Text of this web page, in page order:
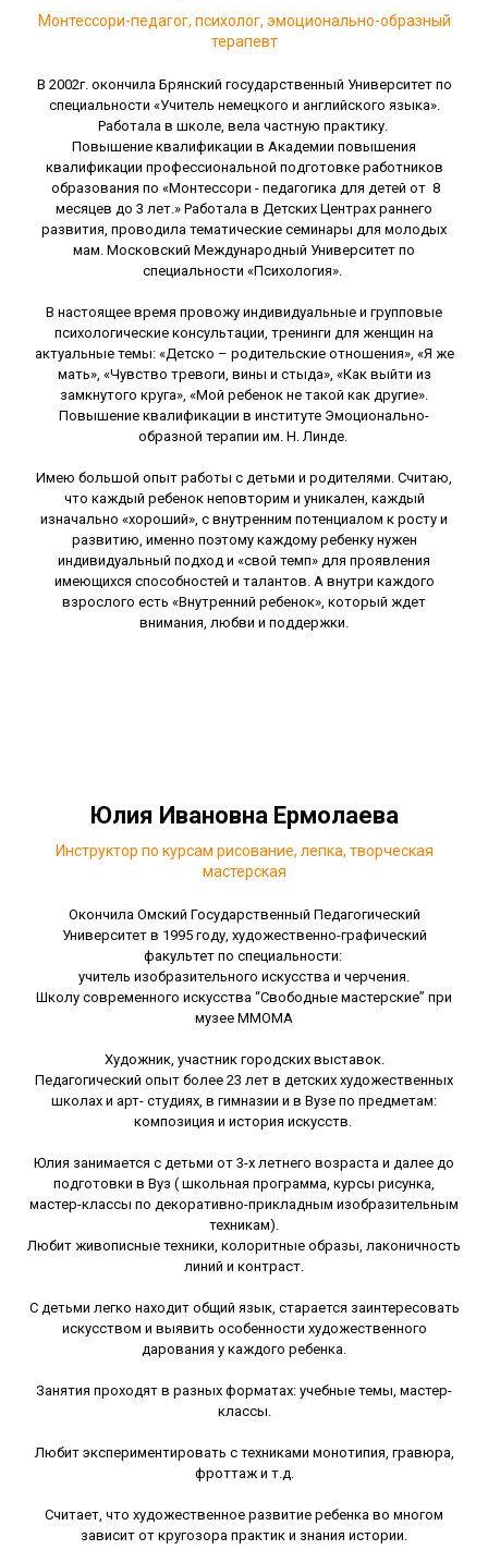
Монтессори-педагог, психолог, эмоционально-образный
терапевт
В 2002г. окончила Брянский государственный Университет по
специальности «Учитель немецкого и английского языка».
Работала в школе, вела частную практику.
Повышение квалификации в Академии повышения
квалификации профессиональной подготовке работников
образования по «Монтессори - педагогика для детей от 8
месяцев до 3 лет.» Работала в Детских Центрах раннего
развития, проводила тематические семинары для молодых
мам. Московский Международный Университет по
специальности «Психология».
В настоящее время провожу индивидуальные и групповые
психологические консультации, тренинги для женщин на
актуальные темы: «Детско – родительские отношения», «Я же
мать», «Чувство тревоги, вины и стыда», «Как выйти из
замкнутого круга», «Мой ребенок не такой как другие».
Повышение квалификации в институте Эмоционально-
образной терапии им. Н. Линде.
Имею большой опыт работы с детьми и родителями. Считаю,
что каждый ребенок неповторим и уникален, каждый
изначально «хороший», с внутренним потенциалом к росту и
развитию, именно поэтому каждому ребенку нужен
индивидуальный подход и «свой темп» для проявления
имеющихся способностей и талантов. А внутри каждого
взрослого есть «Внутренний ребенок», который ждет
внимания, любви и поддержки.
Юлия Ивановна Ермолаева
Инструктор по курсам рисование, лепка, творческая
мастерская
Окончила Омский Государственный Педагогический
Университет в 1995 году, художественно-графический
факультет по специальности:
учитель изобразительного искусства и черчения.
Школу современного искусства “Свободные мастерские” при
музее ММОМА
Художник, участник городских выставок.
Педагогический опыт более 23 лет в детских художественных
школах и арт- студиях, в гимназии и в Вузе по предметам:
композиция и история искусств.
Юлия занимается с детьми от 3-х летнего возраста и далее до
подготовки в Вуз ( школьная программа, курсы рисунка,
мастер-классы по декоративно-прикладным изобразительным
техникам).
Любит живописные техники, колоритные образы, лаконичность
линий и контраст.
С детьми легко находит общий язык, старается заинтересовать
искусством и выявить особенности художественного
дарования у каждого ребенка.
Занятия проходят в разных форматах: учебные темы, мастер-
классы.
Любит экспериментировать с техниками монотипия, гравюра,
фроттаж и т.д.
Считает, что художественное развитие ребенка во многом
зависит от кругозора практик и знания истории.